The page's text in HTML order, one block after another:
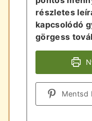
részletes
kapcsolódó
görgess
Mentsd